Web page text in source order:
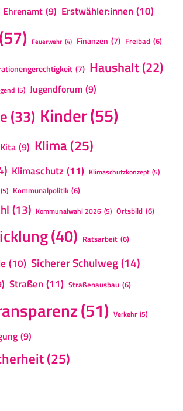
Ehrenamt (9) Erstwähler:innen (10)
(57) Feuerwehr (4) Finanzen (7) Freibad (6)
(7) Haushalt(22)
(5) Jugendforum (9)
(33) Kinder(55)
Kita (9) Klima (25)
Klimaschutz (11) Klimaschutzkonzept (5)
(5) Kommunalpolitik (6)
(13) Kommunalwahl 2026 (5) Ortsbild (6)
(40) Ratsarbeit (6)
(10) Sicherer Schulweg(14)
Straßen(11) Straßenausbau (6)
(51) Verkehr (5)
(9)
(25)